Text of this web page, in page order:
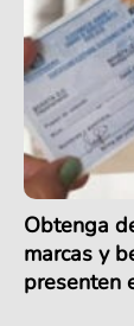
Obtenga
marcas y
presenten